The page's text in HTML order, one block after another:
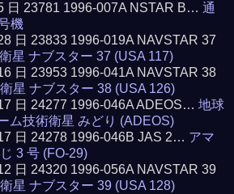
日 23781 1996-007A NSTAR B…通
機
日 23833 1996-019A NAVSTAR 37
星 ナブスター 37 (USA 117)
日 23953 1996-041A NAVSTAR 38
星 ナブスター 38 (USA 126)
日 24277 1996-046A ADEOS…地球
ム技術衛星 みどり (ADEOS)
日 24278 1996-046B JAS 2… アマ
3 号 (FO-29)
日 24320 1996-056A NAVSTAR 39
星 ナブスター 39 (USA 128)